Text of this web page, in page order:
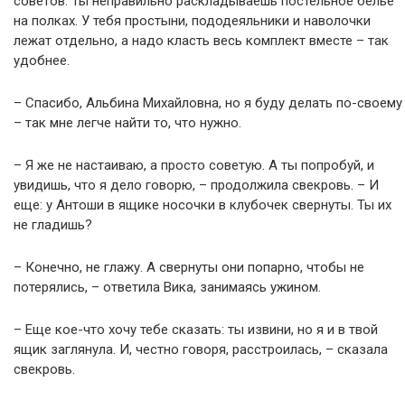
на полках. У тебя простыни, пододеяльники и наволочки
лежат отдельно, а надо класть весь комплект вместе – так
удобнее.
– Спасибо, Альбина Михайловна, но я буду делать по-своему
– так мне легче найти то, что нужно.
– Я же не настаиваю, а просто советую. А ты попробуй, и
увидишь, что я дело говорю, – продолжила свекровь. – И
еще: у Антоши в ящике носочки в клубочек свернуты. Ты их
не гладишь?
– Конечно, не глажу. А свернуты они попарно, чтобы не
потерялись, – ответила Вика, занимаясь ужином.
– Еще кое-что хочу тебе сказать: ты извини, но я и в твой
ящик заглянула. И, честно говоря, расстроилась, – сказала
свекровь.